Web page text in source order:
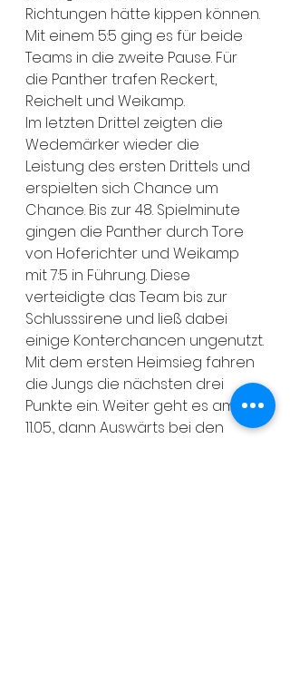
Richtungen hätte kippen können.
Mit einem 5:5 ging es für beide
Teams in die zweite Pause. Für
die Panther trafen Reckert,
Reichelt und Weikamp.
Im letzten Drittel zeigten die
Wedemärker wieder die
Leistung des ersten Drittels und
erspielten sich Chance um
Chance. Bis zur 48. Spielminute
gingen die Panther durch Tore
von Hoferichter und Weikamp
mit 7:5 in Führung. Diese
verteidigte das Team bis zur
Schlusssirene und ließ dabei
einige Konterchancen ungenutzt.
Mit dem ersten Heimsieg fahren
die Jungs die nächsten drei
Punkte ein. Weiter geht es am
11.05., dann Auswärts bei den